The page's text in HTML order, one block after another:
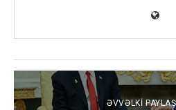
ƏVVƏLKI